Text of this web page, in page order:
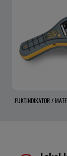
FUKTINDIKATOR /